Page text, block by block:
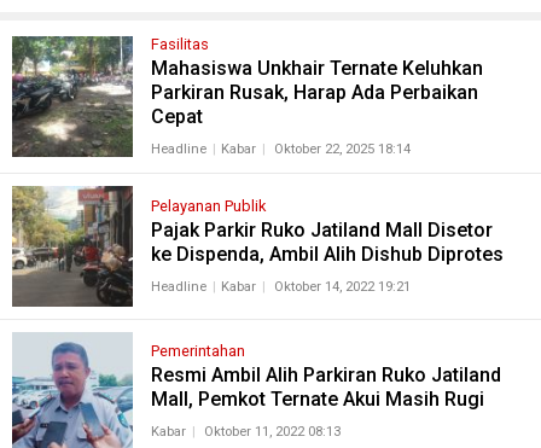
Fasilitas
Mahasiswa Unkhair Ternate Keluhkan
Parkiran Rusak, Harap Ada Perbaikan
Cepat
Headline Kabar Oktober 22, 2025 18:14
Pelayanan Publik
Pajak Parkir Ruko Jatiland Mall Disetor
ke Dispenda, Ambil Alih Dishub Diprotes
Headline Kabar Oktober 14, 2022 19:21
Pemerintahan
Resmi Ambil Alih Parkiran Ruko Jatiland
Mall, Pemkot Ternate Akui Masih Rugi
Kabar Oktober 11, 2022 08:13